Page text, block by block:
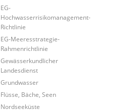
EG-
Hochwasserrisikomanagement-
Richtlinie
EG-Meeresstrategie-
Rahmenrichtlinie
Gewässerkundlicher
Landesdienst
Grundwasser
Flüsse, Bäche, Seen
Nordseeküste